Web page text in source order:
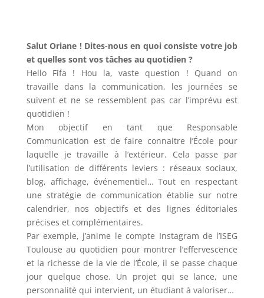
Salut Oriane ! Dites-nous en quoi consiste votre job
et quelles sont vos tâches au quotidien ?
Hello Fifa ! Hou la, vaste question ! Quand on
travaille dans la communication, les journées se
suivent et ne se ressemblent pas car l’imprévu est
quotidien !
Mon objectif en tant que Responsable
Communication est de faire connaitre l’École pour
laquelle je travaille à l’extérieur. Cela passe par
l’utilisation de différents leviers : réseaux sociaux,
blog, affichage, événementiel… Tout en respectant
une stratégie de communication établie sur notre
calendrier, nos objectifs et des lignes éditoriales
précises et complémentaires.
Par exemple, j’anime le compte Instagram de l’ISEG
Toulouse au quotidien pour montrer l’effervescence
et la richesse de la vie de l’École, il se passe chaque
jour quelque chose. Un projet qui se lance, une
personnalité qui intervient, un étudiant à valoriser…